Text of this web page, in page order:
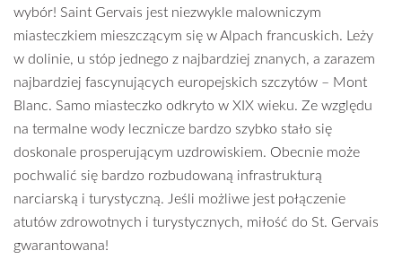
wybór! Saint Gervais jest niezwykle malowniczym
miasteczkiem mieszczącym się w Alpach francuskich. Leży
w dolinie, u stóp jednego z najbardziej znanych, a zarazem
najbardziej fascynujących europejskich szczytów – Mont
Blanc. Samo miasteczko odkryto w XIX wieku. Ze względu
na termalne wody lecznicze bardzo szybko stało się
doskonale prosperującym uzdrowiskiem. Obecnie może
pochwalić się bardzo rozbudowaną infrastrukturą
narciarską i turystyczną. Jeśli możliwe jest połączenie
atutów zdrowotnych i turystycznych, miłość do St. Gervais
gwarantowana!